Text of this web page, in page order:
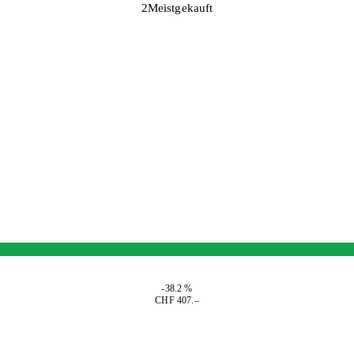
2Meistgekauft
-38.2 %
CHF 407.–